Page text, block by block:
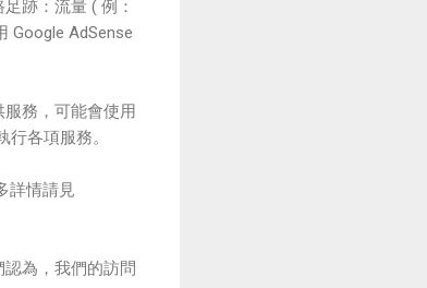
跡：流量 ( 例：
Google AdSense
務，可能會使用
各項服務。
詳情請見
為，我們的訪問